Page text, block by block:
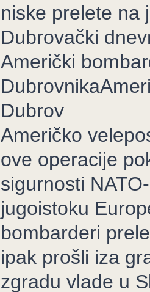
niske prelete na
Dubrovački
Američki
Dubrov
Američko
ove operacije
sigurnosti
jugoistoku
bombarderi
ipak prošli iza
zgradu vlade u